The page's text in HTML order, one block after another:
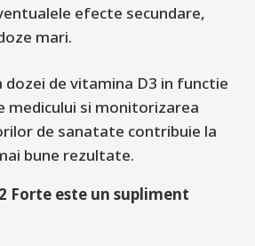
efecte secundare,
mari.
de vitamina D3 in functie
medicului si monitorizarea
de sanatate contribuie la
bune rezultate.
Forte este un supliment